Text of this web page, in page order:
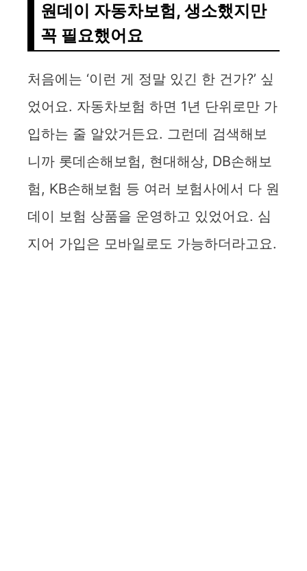
원데이 자동차보험, 생소했지만
꼭 필요했어요
처음에는 ‘이런 게 정말 있긴 한 건가?’ 싶
었어요. 자동차보험 하면 1년 단위로만 가
입하는 줄 알았거든요. 그런데 검색해보
니까 롯데손해보험, 현대해상, DB손해보
험, KB손해보험 등 여러 보험사에서 다 원
데이 보험 상품을 운영하고 있었어요. 심
지어 가입은 모바일로도 가능하더라고요.